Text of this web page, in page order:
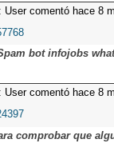
User comentó hace 8
bot infojobs
User comentó hace 8
comprobar que